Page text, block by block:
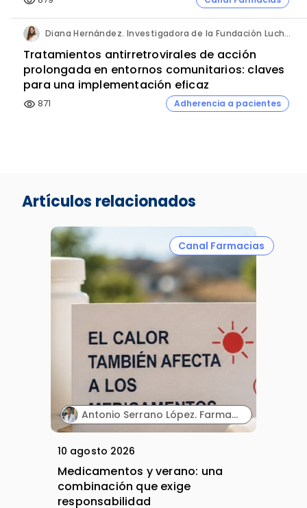
Diana Hernández. Investigadora de la Fundación Lucha contra las Infecciones y del Hospital Germans Trias i Pujol.
Tratamientos antirretrovirales de acción
prolongada en entornos comunitarios: claves
para una implementación eficaz
visibility 871 Adherencia a pacientes
Artículos relacionados
Canal Farmacias
Antonio Serrano López. Farmacéutico Adjunto. Farmacia San Cayetano. Colegio Oficial de Farmacéuticos de Córdoba.
10 agosto 2026
Medicamentos y verano: una
combinación que exige
responsabilidad